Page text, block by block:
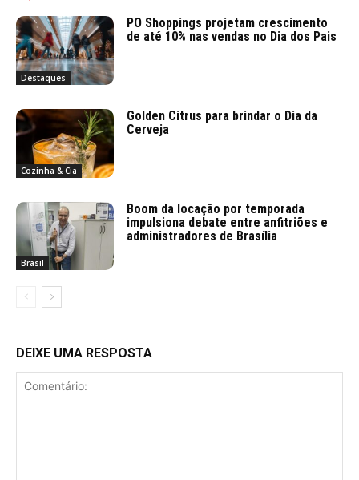
Destaques
PO Shoppings projetam crescimento
de até 10% nas vendas no Dia dos Pais
Cozinha & Cia
Golden Citrus para brindar o Dia da
Cerveja
Brasil
Boom da locação por temporada
impulsiona debate entre anfitriões e
administradores de Brasília
DEIXE UMA RESPOSTA